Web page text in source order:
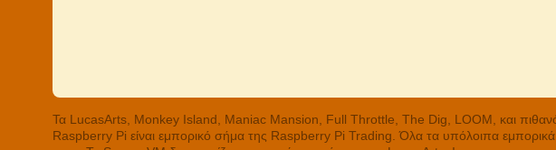
Τα LucasArts, Monkey Island, Maniac Mansion, Full Throttle, The Dig, LOOM, και
Raspberry Pi είναι εμπορικό σήμα της Raspberry Pi Trading. Όλα τα υπόλοιπα εμπορικά